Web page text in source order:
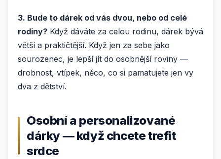
3. Bude to dárek od vás dvou, nebo od celé
rodiny? Když dáváte za celou rodinu, dárek bývá
větší a praktičtější. Když jen za sebe jako
sourozenec, je lepší jít do osobnější roviny —
drobnost, vtípek, něco, co si pamatujete jen vy
dva z dětství.
Osobní a personalizované
dárky — když chcete trefit
srdce